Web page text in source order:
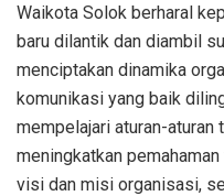
Waikota Solok berharal
baru dilantik dan diambil
menciptakan dinamika
komunikasi yang baik
mempelajari aturan-aturan
meningkatkan
visi dan misi organisasi,